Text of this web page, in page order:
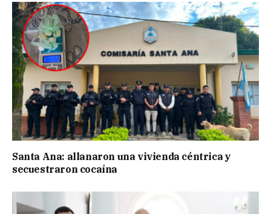
Santa Ana: allanaron una vivienda céntrica y
secuestraron cocaína